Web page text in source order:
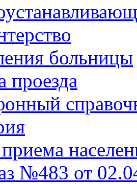
больницы
проезда
№483 от